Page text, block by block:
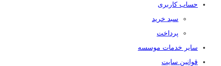
حساب کاربری
سبد خرید
پرداخت
سایر خدمات موسسه
قوانین سایت